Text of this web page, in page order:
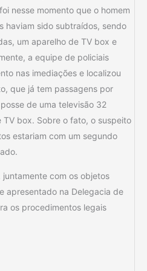
nesse momento que o homem
haviam sido subtraídos, sendo
um aparelho de TV box e
a equipe de policiais
nas imediações e localizou
que já tem passagens por
de uma televisão 32
box. Sobre o fato, o suspeito
estariam com um segundo
com os objetos
apresentado na Delegacia de
os procedimentos legais